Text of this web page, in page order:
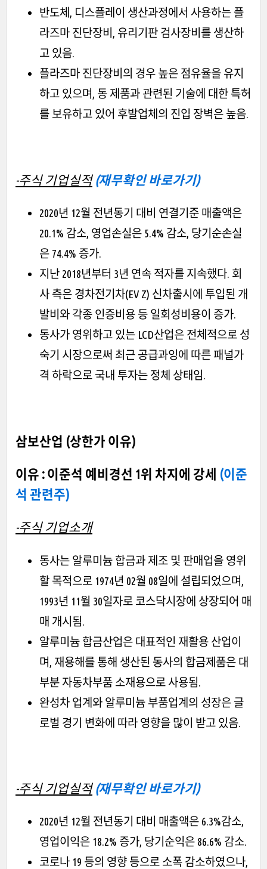
반도체, 디스플레이 생산과정에서 사용하는 플
라즈마 진단장비, 유리기판 검사장비를 생산하
고 있음.
플라즈마 진단장비의 경우 높은 점유율을 유지
하고 있으며, 동 제품과 관련된 기술에 대한 특허
를 보유하고 있어 후발업체의 진입 장벽은 높음.
-주식 기업실적 (재무확인 바로가기)
2020년 12월 전년동기 대비 연결기준 매출액은
20.1% 감소, 영업손실은 5.4% 감소, 당기순손실
은 74.4% 증가.
지난 2018년부터 3년 연속 적자를 지속했다. 회
사 측은 경차전기차(EV Z) 신차출시에 투입된 개
발비와 각종 인증비용 등 일회성비용이 증가.
동사가 영위하고 있는 LCD산업은 전체적으로 성
숙기 시장으로써 최근 공급과잉에 따른 패널가
격 하락으로 국내 투자는 정체 상태임.
삼보산업 (상한가 이유)
이유 : 이준석 예비경선 1위 차지에 강세 (이준
석 관련주)
-주식 기업소개
동사는 알루미늄 합금과 제조 및 판매업을 영위
할 목적으로 1974년 02월 08일에 설립되었으며,
1993년 11월 30일자로 코스닥시장에 상장되어 매
매 개시됨.
알루미늄 합금산업은 대표적인 재활용 산업이
며, 재용해를 통해 생산된 동사의 합금제품은 대
부분 자동차부품 소재용으로 사용됨.
완성차 업계와 알루미늄 부품업계의 성장은 글
로벌 경기 변화에 따라 영향을 많이 받고 있음.
-주식 기업실적 (재무확인 바로가기)
2020년 12월 전년동기 대비 매출액은 6.3%감소,
영업이익은 18.2% 증가, 당기순익은 86.6% 감소.
코로나 19 등의 영향 등으로 소폭 감소하였으나,